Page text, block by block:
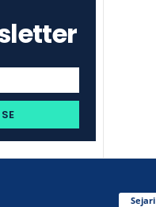
Sejari